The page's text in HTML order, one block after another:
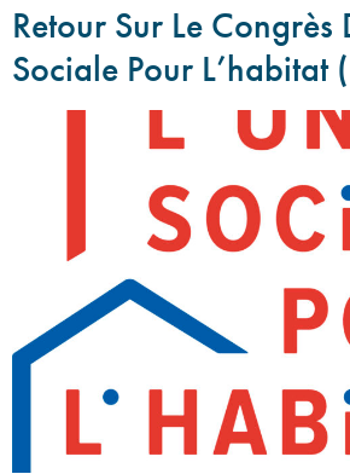
Retour Sur Le Congrès
Sociale Pour L’habitat